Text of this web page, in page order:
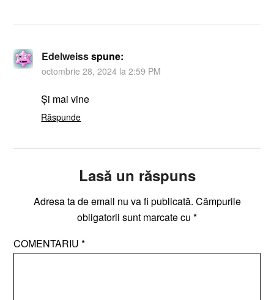
Edelweissspune:
octombrie 28, 2024 la 2:59 PM
Și mai vine
Răspunde
Lasă un răspuns
Adresa ta de email nu va fi publicată. Câmpurile
obligatorii sunt marcate cu *
COMENTARIU*